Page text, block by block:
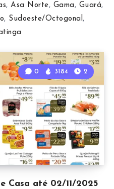
,Asa Norte, Gama , Guará,
, Sudoeste/Octogonal ,
Casa até 02/11/2025
0 3184 2